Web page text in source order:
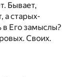
Бывает,
а старых-
в Его замыслы?
Своих.